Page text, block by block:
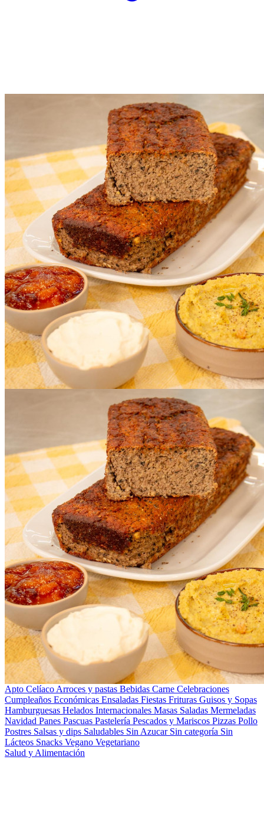
Apto Celíaco Arroces y pastas Bebidas Carne Celebraciones
Cumpleaños Económicas Ensaladas Fiestas Frituras Guisos y Sopas
Hamburguesas Helados Internacionales Masas Saladas Mermeladas
Navidad Panes Pascuas Pastelería Pescados y Mariscos Pizzas Pollo
Postres Salsas y dips Saludables Sin Azucar Sin categoría Sin
Lácteos Snacks Vegano Vegetariano
Salud y Alimentación